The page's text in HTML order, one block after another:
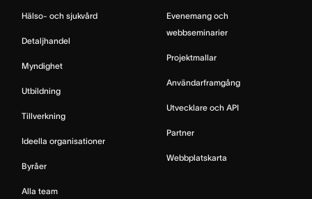
Hälso- och sjukvård
Detaljhandel
Myndighet
Utbildning
Tillverkning
Ideella organisationer
Byråer
Alla team
Evenemang och
webbseminarier
Projektmallar
Användarframgång
Utvecklare och API
Partner
Webbplatskarta